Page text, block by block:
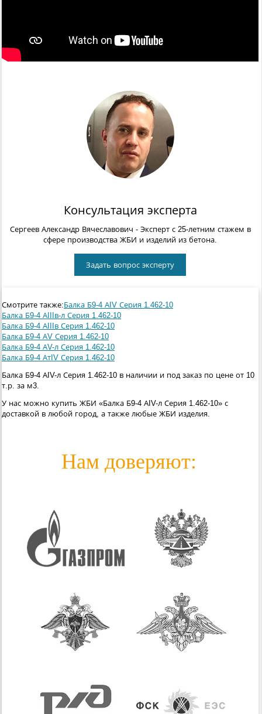
Консультация эксперта
Сергеев Александр Вячеславович - Эксперт с 25-летним стажем в
сфере производства ЖБИ и изделий из бетона.
Задать вопрос эксперту
Смотрите также:Балка Б9-4 АIV Серия 1.462-10
Балка Б9-4 АIIIв-л Серия 1.462-10
Балка Б9-4 АIIIв Серия 1.462-10
Балка Б9-4 АV Серия 1.462-10
Балка Б9-4 АV-л Серия 1.462-10
Балка Б9-4 АтIV Серия 1.462-10
Балка Б9-4 АIV-л Серия 1.462-10 в наличии и под заказ по цене от 10
т.р. за м3.
У нас можно купить ЖБИ «Балка Б9-4 АIV-л Серия 1.462-10» с
доставкой в любой город, а также любые ЖБИ изделия.
Нам доверяют: